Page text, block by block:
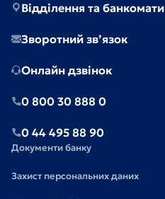
Відділення та банкомати
Зворотний зв’язок
Онлайн дзвінок
0 800 30 888 0
0 44 495 88 90
Документи банку
Захист персональних даних